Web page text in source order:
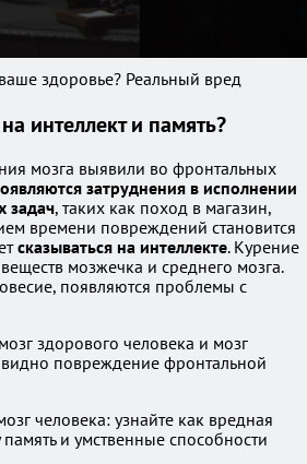
здоровье? Реальный вред
интеллект и память?
мозга выявили во фронтальных
затруднения в исполнении
задач, таких как поход в магазин,
времени повреждений становится
сказываться на интеллекте. Курение
мозжечка и среднего мозга.
появляются проблемы с
здорового человека и мозг
видно повреждение фронтальной